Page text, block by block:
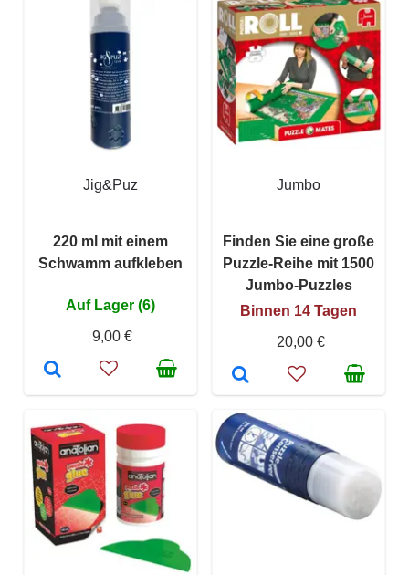
Jig&Puz
220 ml mit einem
Schwamm aufkleben
Auf Lager (6)
9,00 €
Jumbo
Finden Sie eine große
Puzzle-Reihe mit 1500
Jumbo-Puzzles
Binnen 14 Tagen
20,00 €